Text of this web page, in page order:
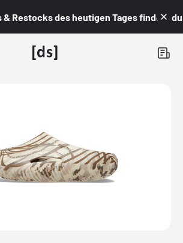
Restocks des heutigen Tages findest du